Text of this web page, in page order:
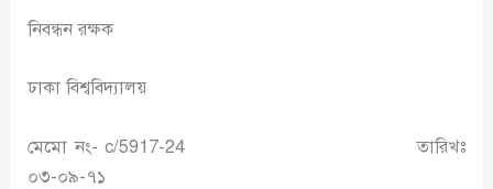
নিবন্ধন রক্ষক
ঢাকা বিশ্ববিদ্যালয়
মেমো নং- c/5917-24 তারিখঃ
০৩-০৯-৭১